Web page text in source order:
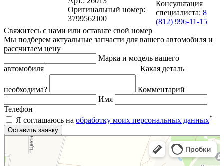
Оригинальный номер:
3799562J00
Консультация
специалиста: 8
(812) 996-11-15
Свяжитесь с нами или оставьте свой номер
Мы подберем актуальные запчасти для вашего автомобиля и
рассчитаем цену
Марка и модель вашего
автомобиля
Какая деталь
необходима?
Комментарий
Имя
Телефон
Я соглашаюсь на обработку моих персональных данных*
Яндекс.Карты
Яндекс.Карты — поиск мест и адресов, городской транспорт